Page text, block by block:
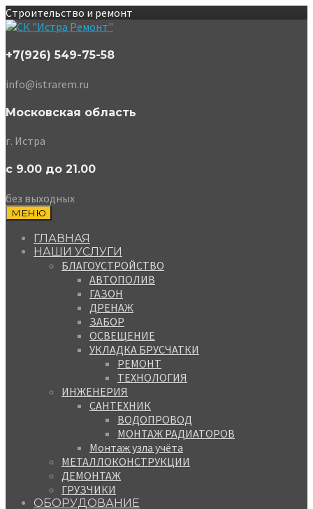
Строительство и ремонт
+7(926) 549-75-58
info@istrarem.ru
Московская область
г. Истра
с 9.00 до 21.00
без выходных
МЕНЮ
ГЛАВНАЯ
НАШИ УСЛУГИ
БЛАГОУСТРОЙСТВО
АВТОПОЛИВ
ГАЗОН
ДРЕНАЖ
ЗАБОР
ОСВЕЩЕНИЕ
УКЛАДКА БРУСЧАТКИ
РЕМОНТ
ТЕХНОЛОГИЯ
ИНЖЕНЕРИЯ
САНТЕХНИК
ВОДОПРОВОД
МОНТАЖ РАДИАТОРОВ
Монтаж узла учёта
МЕТАЛЛОКОНСТРУКЦИИ
ДЕМОНТАЖ
ГРУЗЧИКИ
ОБОРУДОВАНИЕ